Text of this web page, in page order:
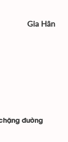
Gia Hân
đường